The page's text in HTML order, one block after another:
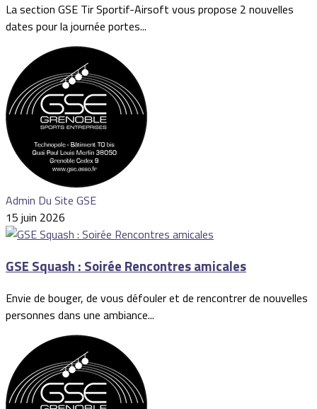
La section GSE Tir Sportif-Airsoft vous propose 2 nouvelles
dates pour la journée portes...
Admin Du Site GSE
15 juin 2026
GSE Squash : Soirée Rencontres amicales
Envie de bouger, de vous défouler et de rencontrer de nouvelles
personnes dans une ambiance...